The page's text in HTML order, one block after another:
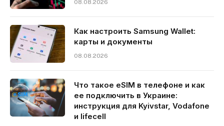
08.08.2026
Как настроить Samsung Wallet:
карты и документы
08.08.2026
Что такое eSIM в телефоне и как
ее подключить в Украине:
инструкция для Kyivstar, Vodafone
и lifecell